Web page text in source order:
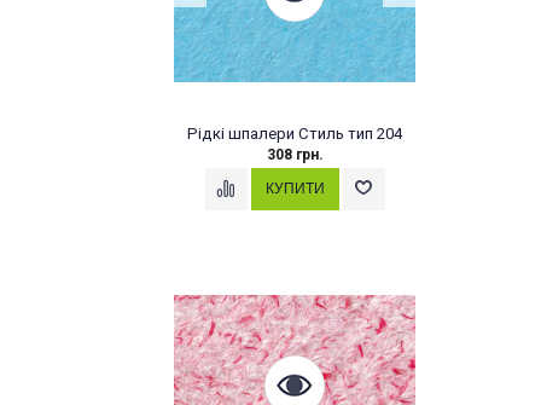
Рідкі шпалери Стиль тип 204
308 грн.